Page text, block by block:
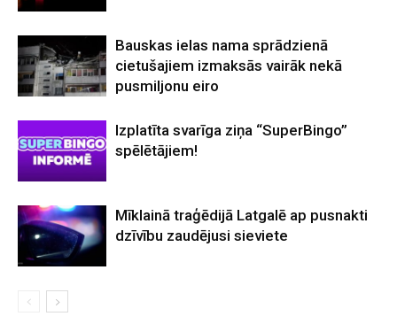
Bauskas ielas nama sprādzienā
cietušajiem izmaksās vairāk nekā
pusmiljonu eiro
Izplatīta svarīga ziņa “SuperBingo”
spēlētājiem!
Mīklainā traģēdijā Latgalē ap pusnakti
dzīvību zaudējusi sieviete